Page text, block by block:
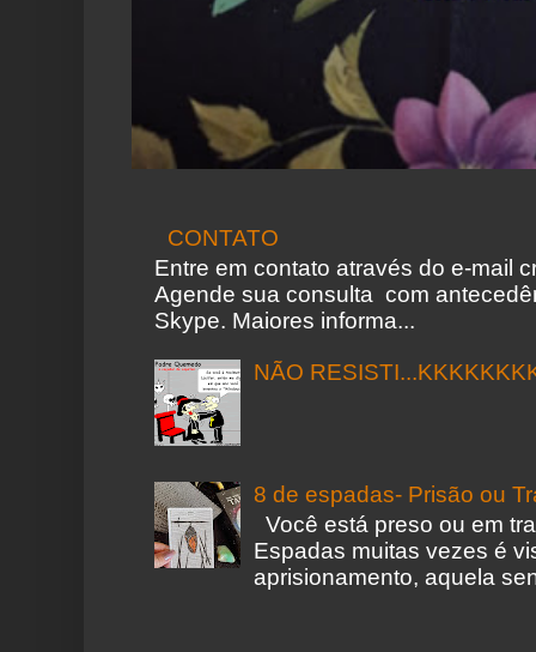
CONTATO
Entre em contato através do e-mail
Agende sua consulta com
Skype. Maiores informa...
NÃO
8 de espadas- Prisão ou
Você está preso ou em
Espadas muitas vezes é
aprisionamento, aquela